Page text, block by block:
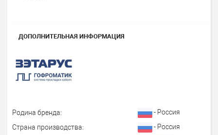
ДОПОЛНИТЕЛЬНАЯ ИНФОРМАЦИЯ
Родина бренда:
- Россия
Страна производства:
- Россия